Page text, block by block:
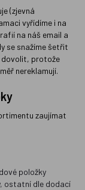
(zjevná
vyřídíme i na
na náš email a
se snažíme šetřit
dovolit, protože
nereklamují.
zaujímat
položky
ostatní dle dodací